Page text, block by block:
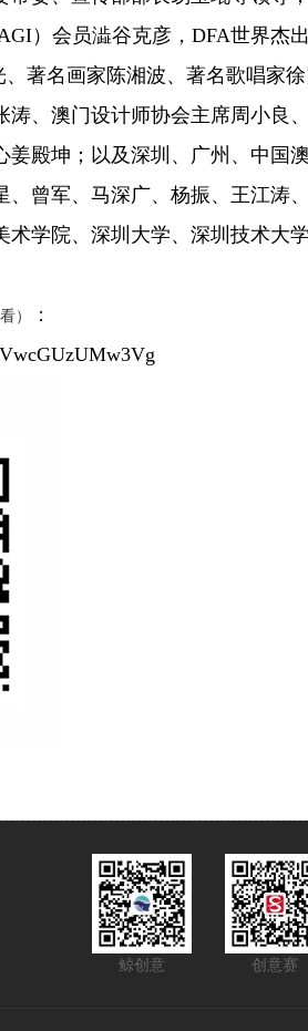
）会员澁谷克彦，DFA世界杰
著名画家陈湘波、著名歌唱家
、澳门设计师协会主席周小良
殿坤；以及深圳、广州、中国
曾军、马深广、杨振、王江涛
学院、深圳大学、深圳技术大
）
：
鲸创意 创意赛